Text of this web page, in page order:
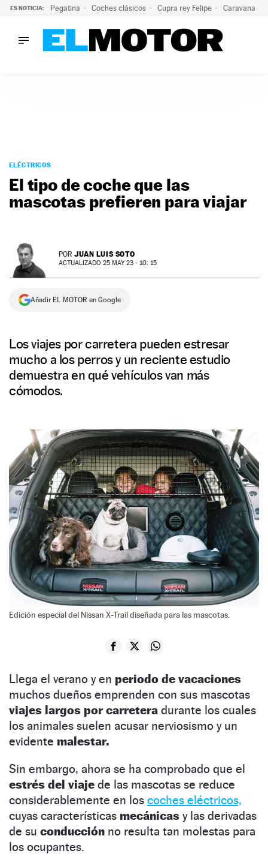
ES NOTICIA: Pegatina Coches clásicos Cupra rey Felipe Caravana
PODCAST
MOTOS
TECNOLOGÍA
PREMIOS
SERVICIOS
ELÉCTRICOS
El tipo de coche que las
mascotas prefieren para viajar
POR JUAN LUIS SOTO
ACTUALIZADO 25 MAY 23 - 10: 15
Añadir EL MOTOR en Google
Los viajes por carretera pueden estresar
mucho a los perros y un reciente estudio
demuestra en qué vehículos van más
cómodos.
Edición especial del Nissan X-Trail diseñada para las mascotas.
Llega el verano y en periodo de vacaciones
muchos dueños emprenden con sus mascotas
viajes largos por carretera durante los cuales
los animales suelen acusar nerviosismo y un
evidente malestar.
Sin embargo, ahora se ha comprobado que el
estrés del viaje de las mascotas se reduce
considerablemente en los coches eléctricos,
cuyas características mecánicas y las derivadas
de su conducción no resulta tan molestas para
los ocupantes.